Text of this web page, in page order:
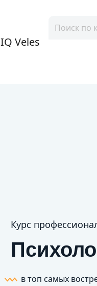
IQ Veles
Курс
в топ самых